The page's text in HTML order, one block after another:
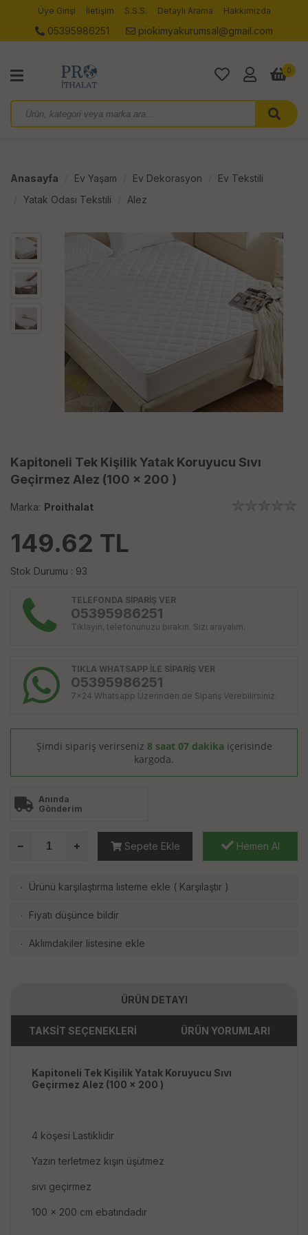
Üye Girişi İletişim S.S.S. Detaylı Arama Hakkımızda
05395986251 piokimyakurumsal@gmail.com
0
Anasayfa Ev Yaşam Ev Dekorasyon
Ev Tekstili
Yatak Odası Tekstili
Alez
Kapitoneli Tek Kişilik Yatak Koruyucu Sıvı
Geçirmez Alez (100 x 200 )
Marka: Proithalat
149.62 TL
Stok Durumu : 93
TELEFONDA SİPARİŞ VER
05395986251
Tıklayın, telefonunuzu bırakın. Sizi arayalım.
TIKLA WHATSAPP İLE SİPARİŞ VER
05395986251
7x24 Whatsapp Üzerinden de Sipariş Verebilirsiniz.
Şimdi sipariş verirseniz 8 saat 07 dakika içerisinde
kargoda.
Anında
Gönderim
Sepete Ekle Hemen Al
· Ürünü karşılaştırma listeme ekle ( Karşılaştır )
· Fiyatı düşünce bildir
· Aklımdakiler listesine ekle
ÜRÜN DETAYI
TAKSİT SEÇENEKLERİ ÜRÜN YORUMLARI
Kapitoneli Tek Kişilik Yatak Koruyucu Sıvı
Geçirmez Alez (100 x 200 )
4 köşesi Lastiklidir
Yazın terletmez kışın üşütmez
sıvı geçirmez
100 x 200 cm ebatındadır